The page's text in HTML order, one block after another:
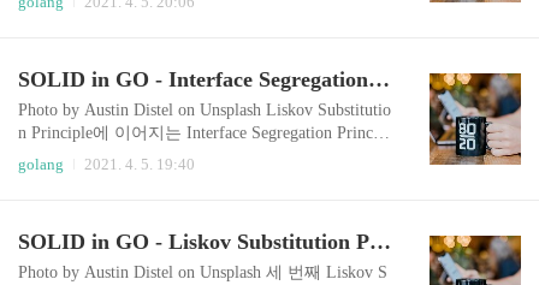
페이스(Interface)인터페이스는 채용 공고의 직무기
itution Principle - Interface Segregation Principle - De
-level modules. Both should depend on abstractions. A
bstractions should not depend on de..
SOLID in GO - Interface Segregation Principle
Photo by Austin Distel on Unsplash Liskov Substitutio
n Principle에 이어지는 Interface Segregation Principl
e을 알아보자 - Single Responsibility Principle - Ope
n/Closed Principle - Liskov Substitution Principle - Int
d not be forced to depend on methods they do not us
e." - Robert C. Martin Segregation ..
golang 2021. 4. 5. 19:40
SOLID in GO - Liskov Substitution Principle
Photo by Austin Distel on Unsplash 세 번째 Liskov S